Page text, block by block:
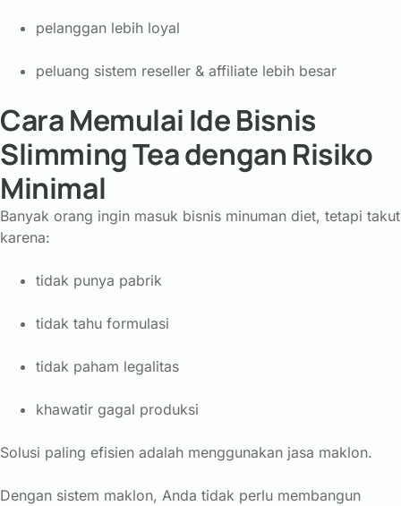
pelanggan lebih loyal
peluang sistem reseller & affiliate lebih besar
Cara Memulai Ide Bisnis
Slimming Tea dengan Risiko
Minimal
Banyak orang ingin masuk bisnis minuman diet, tetapi takut
karena:
tidak punya pabrik
tidak tahu formulasi
tidak paham legalitas
khawatir gagal produksi
Solusi paling efisien adalah menggunakan jasa maklon.
Dengan sistem maklon, Anda tidak perlu membangun